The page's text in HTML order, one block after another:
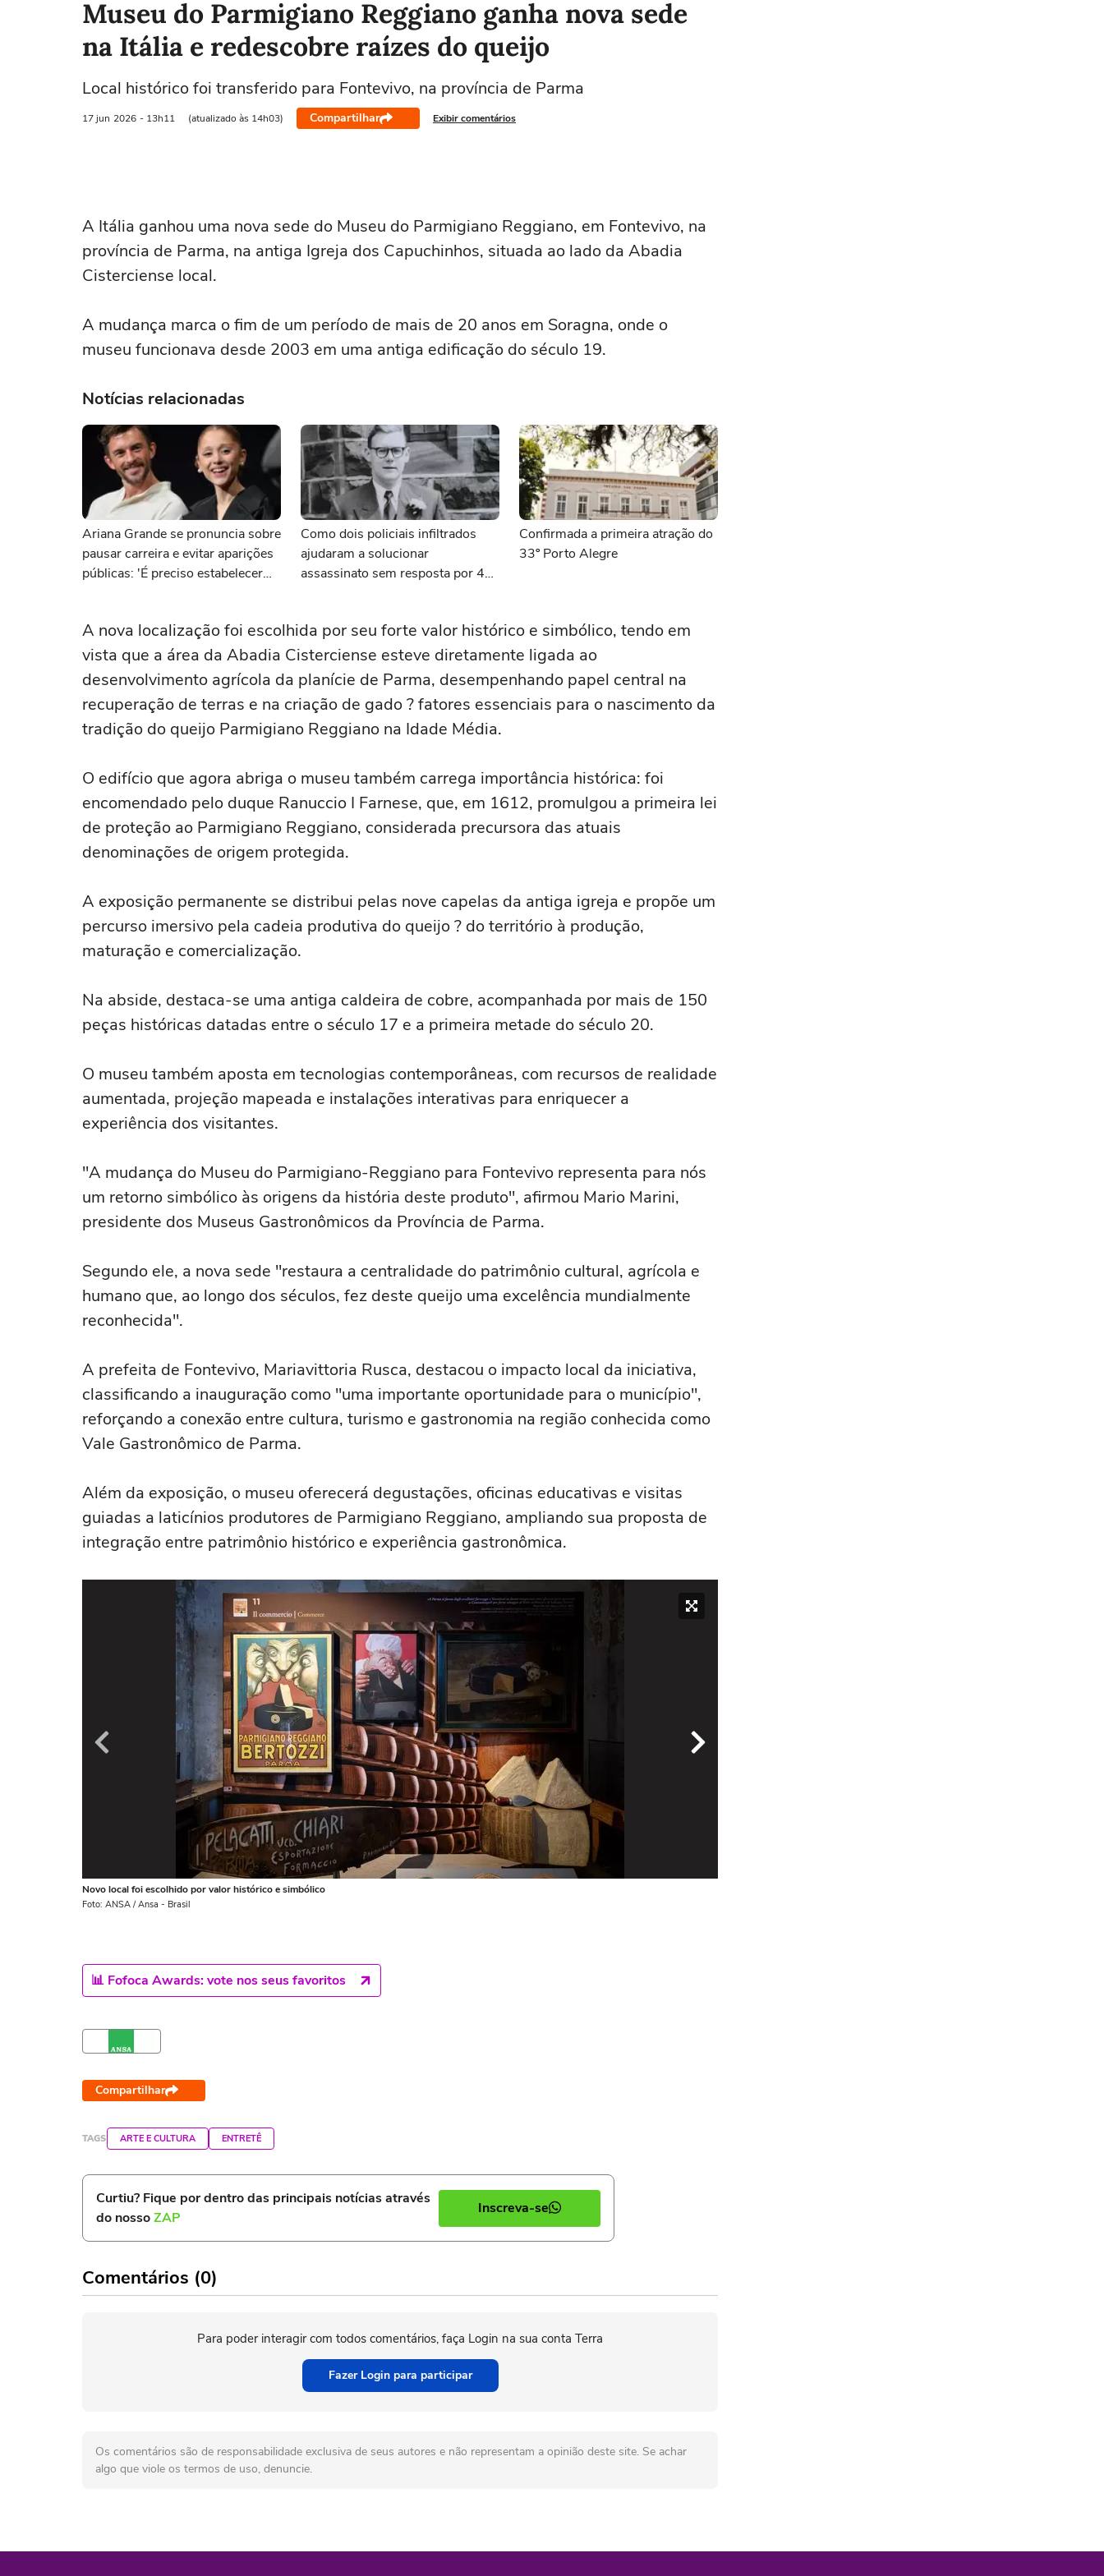
Museu do Parmigiano Reggiano ganha nova sede
na Itália e redescobre raízes do queijo
Local histórico foi transferido para Fontevivo, na província de Parma
17 jun 2026 - 13h11 (atualizado às 14h03) Compartilhar Exibir comentários
A Itália ganhou uma nova sede do Museu do Parmigiano Reggiano, em Fontevivo, na
província de Parma, na antiga Igreja dos Capuchinhos, situada ao lado da Abadia
Cisterciense local.
A mudança marca o fim de um período de mais de 20 anos em Soragna, onde o
museu funcionava desde 2003 em uma antiga edificação do século 19.
Notícias relacionadas
Ariana Grande se pronuncia sobre
pausar carreira e evitar aparições
públicas: 'É preciso estabelecer
Como dois policiais infiltrados
ajudaram a solucionar
assassinato sem resposta por 40
Confirmada a primeira atração do
33º Porto Alegre
A nova localização foi escolhida por seu forte valor histórico e simbólico, tendo em
vista que a área da Abadia Cisterciense esteve diretamente ligada ao
desenvolvimento agrícola da planície de Parma, desempenhando papel central na
recuperação de terras e na criação de gado ? fatores essenciais para o nascimento da
tradição do queijo Parmigiano Reggiano na Idade Média.
O edifício que agora abriga o museu também carrega importância histórica: foi
encomendado pelo duque Ranuccio I Farnese, que, em 1612, promulgou a primeira lei
de proteção ao Parmigiano Reggiano, considerada precursora das atuais
denominações de origem protegida.
A exposição permanente se distribui pelas nove capelas da antiga igreja e propõe um
percurso imersivo pela cadeia produtiva do queijo ? do território à produção,
maturação e comercialização.
Na abside, destaca-se uma antiga caldeira de cobre, acompanhada por mais de 150
peças históricas datadas entre o século 17 e a primeira metade do século 20.
O museu também aposta em tecnologias contemporâneas, com recursos de realidade
aumentada, projeção mapeada e instalações interativas para enriquecer a
experiência dos visitantes.
"A mudança do Museu do Parmigiano-Reggiano para Fontevivo representa para nós
um retorno simbólico às origens da história deste produto", afirmou Mario Marini,
presidente dos Museus Gastronômicos da Província de Parma.
Segundo ele, a nova sede "restaura a centralidade do patrimônio cultural, agrícola e
humano que, ao longo dos séculos, fez deste queijo uma excelência mundialmente
reconhecida".
A prefeita de Fontevivo, Mariavittoria Rusca, destacou o impacto local da iniciativa,
classificando a inauguração como "uma importante oportunidade para o município",
reforçando a conexão entre cultura, turismo e gastronomia na região conhecida como
Vale Gastronômico de Parma.
Além da exposição, o museu oferecerá degustações, oficinas educativas e visitas
guiadas a laticínios produtores de Parmigiano Reggiano, ampliando sua proposta de
integração entre patrimônio histórico e experiência gastronômica.
Novo local foi escolhido por valor histórico e simbólico
Foto: ANSA / Ansa - Brasil
📊 Fofoca Awards: vote nos seus favoritos
Compartilhar
TAGS ARTE E CULTURA ENTRETÊ
Curtiu? Fique por dentro das principais notícias através
do nossoZAP
Inscreva-se
Comentários (0)
Para poder interagir com todos comentários, faça Login na sua conta Terra
Fazer Login para participar
Os comentários são de responsabilidade exclusiva de seus autores e não representam a opinião deste site. Se achar
algo que viole os termos de uso, denuncie.